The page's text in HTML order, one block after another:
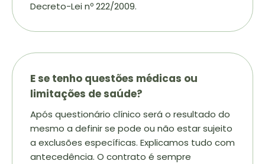
Decreto-Lei nº 222/2009.
E se tenho questões médicas ou
limitações de saúde?
Após questionário clínico será o resultado do
mesmo a definir se pode ou não estar sujeito
a exclusões específicas. Explicamos tudo com
antecedência. O contrato é sempre